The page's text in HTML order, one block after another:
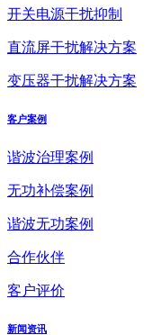
开关电源干扰抑制
直流屏干扰解决方案
变压器干扰解决方案
客户案例
谐波治理案例
无功补偿案例
谐波无功案例
合作伙伴
客户评价
新闻资讯